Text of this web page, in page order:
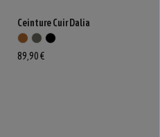
Ceinture Cuir Dalia
89,90 €